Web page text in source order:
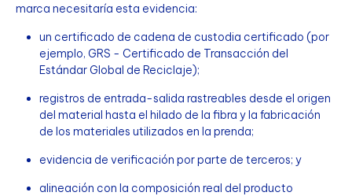
marca necesitaría esta evidencia:
un certificado de cadena de custodia certificado (por
ejemplo, GRS - Certificado de Transacción del
Estándar Global de Reciclaje);
registros de entrada-salida rastreables desde el origen
del material hasta el hilado de la fibra y la fabricación
de los materiales utilizados en la prenda;
evidencia de verificación por parte de terceros; y
alineación con la composición real del producto